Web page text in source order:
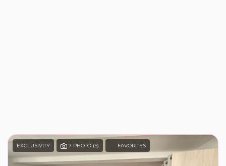
EXCLUSIVITY 7 PHOTO (S) FAVORITES